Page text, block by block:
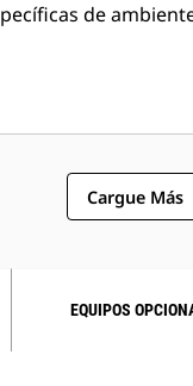
de
Cargue Más
EQUIPOS